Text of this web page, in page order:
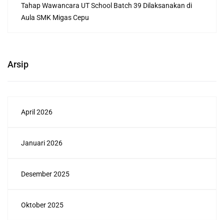
Tahap Wawancara UT School Batch 39 Dilaksanakan di
Aula SMK Migas Cepu
Arsip
April 2026
Januari 2026
Desember 2025
Oktober 2025